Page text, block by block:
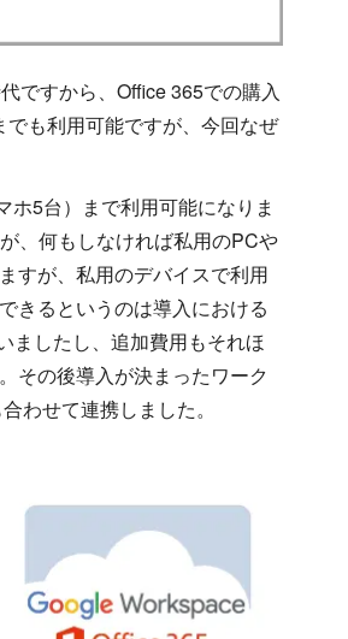
ですから、Office 365での購入
も利用可能ですが、今回なぜ
5台）まで利用可能になりま
、何もしなければ私用のPCや
すが、私用のデバイスで利用
きるというのは導入における
ましたし、追加費用もそれほ
その後導入が決まったワーク
わせて連携しました。